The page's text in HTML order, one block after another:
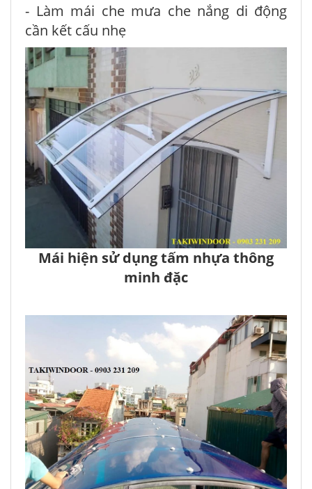
- Làm mái che mưa che nắng di động
cần kết cấu nhẹ
Mái hiện sử dụng tấm nhựa thông
minh đặc